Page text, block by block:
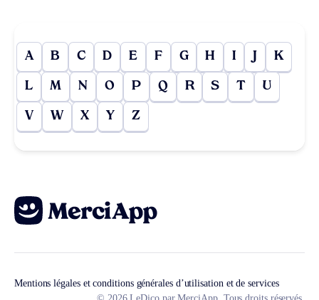
A B C D E F G H I J K
L M N O P Q R S T U
V W X Y Z
Mentions légales et conditions générales d’utilisation et de services